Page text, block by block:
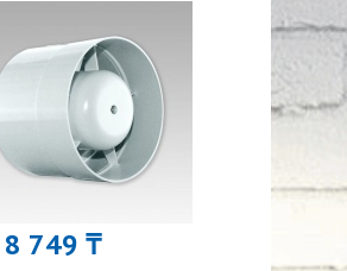
8 749 ₸